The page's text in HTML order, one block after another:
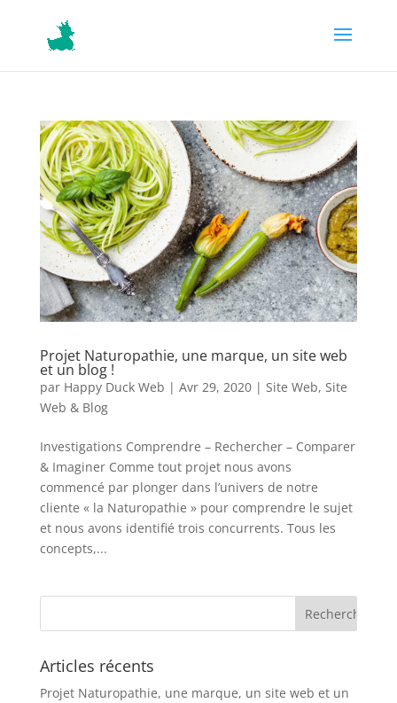
Projet Naturopathie, une marque, un site web
et un blog !
par Happy Duck Web | Avr 29, 2020| Site Web, Site
Web & Blog
Investigations Comprendre – Rechercher – Comparer
& Imaginer Comme tout projet nous avons
commencé par plonger dans l’univers de notre
cliente « la Naturopathie » pour comprendre le sujet
et nous avons identifié trois concurrents. Tous les
concepts,...
Articles récents
Projet Naturopathie, une marque, un site web et un